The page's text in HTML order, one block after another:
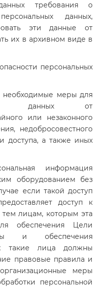
требования о
данных,
эти данные от
их в архивном виде в
персональных
необходимые меры для
данных от
или незаконного
недобросовестного
доступа, а также иных
информация
оборудованием без
если такой доступ
доступ к
лицам, которым эта
обеспечения Цели
и обеспечения
такие лица должны
правовые правила и
меры
персональной